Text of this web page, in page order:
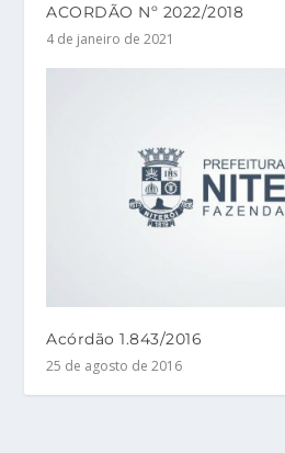
ACORDÃO Nº 2022/2018
4 de janeiro de 2021
Acórdão 1.843/2016
25 de agosto de 2016